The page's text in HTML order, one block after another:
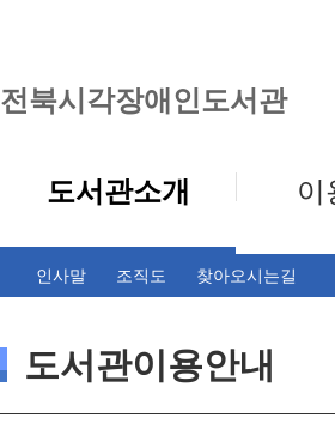
전북시각장애인도서관
도서관소개
인사말 조직도 찾아오시는길
이
도서관이용안내